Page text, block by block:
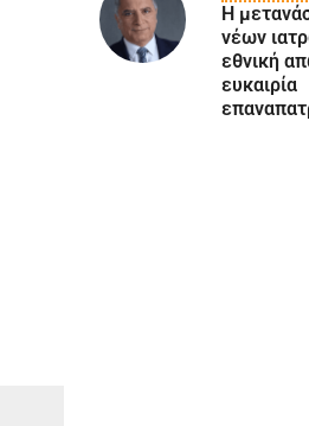
Η
νέων
εθνική
ευκαιρία